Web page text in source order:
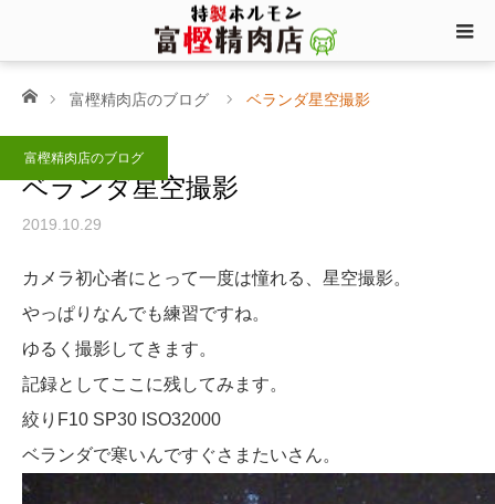
ホーム富樫精肉店のブログ ベランダ星空撮影
富樫精肉店のブログ
ベランダ星空撮影
2019.10.29
カメラ初心者にとって一度は憧れる、星空撮影。
やっぱりなんでも練習ですね。
ゆるく撮影してきます。
記録としてここに残してみます。
絞りF10 SP30 ISO32000
ベランダで寒いんですぐさまたいさん。